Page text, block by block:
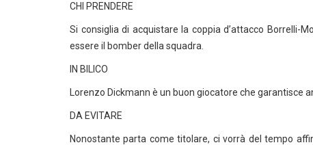
CHI PRENDERE
Si consiglia di acquistare la coppia d’attacco Borrelli-
essere il bomber della squadra.
IN BILICO
Lorenzo Dickmann è un buon giocatore che garantisce
DA EVITARE
Nonostante parta come titolare, ci vorrà del tempo